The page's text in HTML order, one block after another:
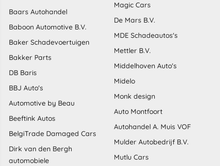
Baars Autohandel
Baboon Automotive B.V.
Baker Schadevoertuigen
Bakker Parts
DB Baris
BBJ Auto's
Automotive by Beau
Beeftink Autos
BelgiTrade Damaged Cars
Dirk van den Bergh
automobiele
Magic Cars
De Mars B.V.
MDE Schadeautos's
Mettler B.V.
Middelhoven Auto's
Midelo
Monk design
Auto Montfoort
Autohandel A. Muis VOF
Mulder Autobedrijf B.V.
Mutlu Cars